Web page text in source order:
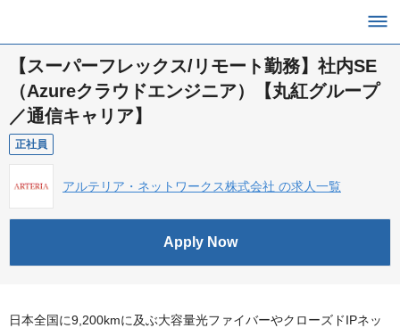
【スーパーフレックス/リモート勤務】社内SE
（Azureクラウドエンジニア）【丸紅グループ
／通信キャリア】
正社員
アルテリア・ネットワークス株式会社 の求人一覧
Apply Now
日本全国に9,200kmに及ぶ大容量光ファイバーやクローズドIPネッ